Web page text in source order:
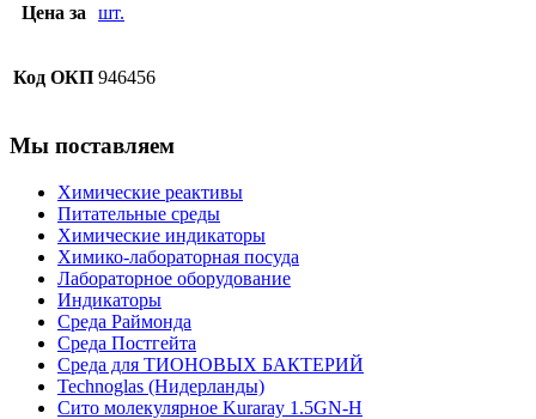
Цена за шт.
Код ОКП 946456
Мы поставляем
Химические реактивы
Питательные среды
Химические индикаторы
Химико-лабораторная посуда
Лабораторное оборудование
Индикаторы
Среда Раймонда
Среда Постгейта
Среда для ТИОНОВЫХ БАКТЕРИЙ
Technoglas (Нидерланды)
Сито молекулярное Kuraray 1.5GN-H